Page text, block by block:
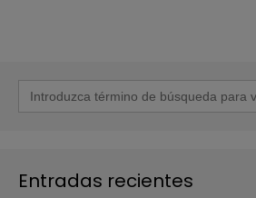
Buscar:
Entradas recientes